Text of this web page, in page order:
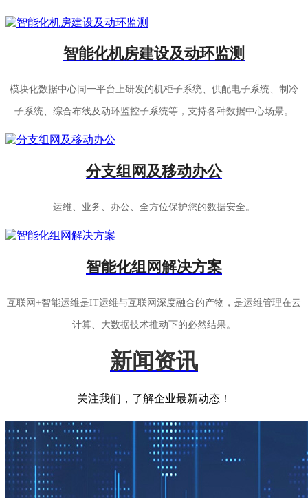
智能化机房建设及动环监测
模块化数据中心同一平台上研发的机柜子系统、供配电子系统、制冷
子系统、综合布线及动环监控子系统等，支持各种数据中心场景。
分支组网及移动办公
运维、业务、办公、全方位保护您的数据安全。
智能化组网解决方案
互联网+智能运维是IT运维与互联网深度融合的产物，是运维管理在云
计算、大数据技术推动下的必然结果。
新闻资讯
关注我们，了解企业最新动态！